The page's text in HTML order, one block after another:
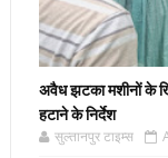
अवैध झटका मशीनों के
हटाने के निर्देश
सुल्तानपुर टाइम्स